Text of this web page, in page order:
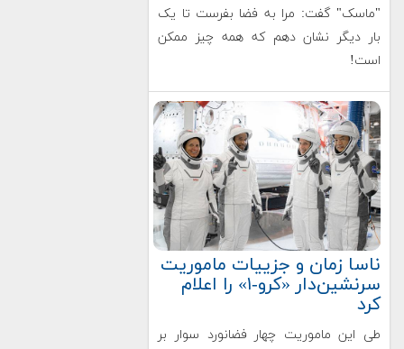
"ماسک" گفت: مرا به فضا بفرست تا یک
بار دیگر نشان دهم که همه چیز ممکن
است!
ناسا زمان و جزییات ماموریت
سرنشین‌دار «کرو-۱» را اعلام
کرد
طی این ماموریت چهار فضانورد سوار بر